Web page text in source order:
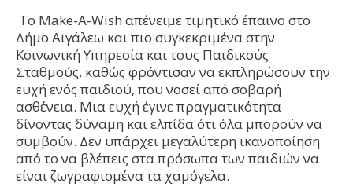
Το Make-A-Wish απένειμε τιμητικό έπαινο στο
Δήμο Αιγάλεω και πιο συγκεκριμένα στην
Κοινωνική Υπηρεσία και τους Παιδικούς
Σταθμούς, καθώς φρόντισαν να εκπληρώσουν την
ευχή ενός παιδιού, που νοσεί από σοβαρή
ασθένεια. Μια ευχή έγινε πραγματικότητα
δίνοντας δύναμη και ελπίδα ότι όλα μπορούν να
συμβούν. Δεν υπάρχει μεγαλύτερη ικανοποίηση
από το να βλέπεις στα πρόσωπα των παιδιών να
είναι ζωγραφισμένα τα χαμόγελα.